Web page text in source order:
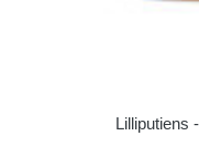
Lilliputiens